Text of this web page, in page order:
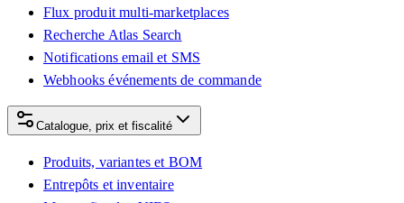
Flux produit multi-marketplaces
Recherche Atlas Search
Notifications email et SMS
Webhooks événements de commande
Catalogue, prix et fiscalité
Produits, variantes et BOM
Entrepôts et inventaire